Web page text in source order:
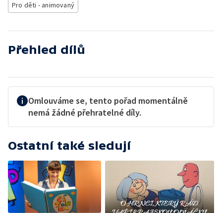
Pro děti - animovaný
Přehled dílů
Omlouváme se, tento pořad momentálně
nemá žádné přehratelné díly.
Ostatní také sledují